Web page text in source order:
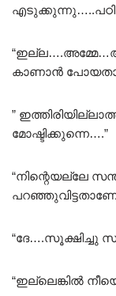
കാണാൻ
”
മോഷ്ടിക്കുന്നെ….”
“നിന്റെയല്ലേ
“ദേ….സൂക്ഷിച്ചു
“ഇല്ലെങ്കിൽ